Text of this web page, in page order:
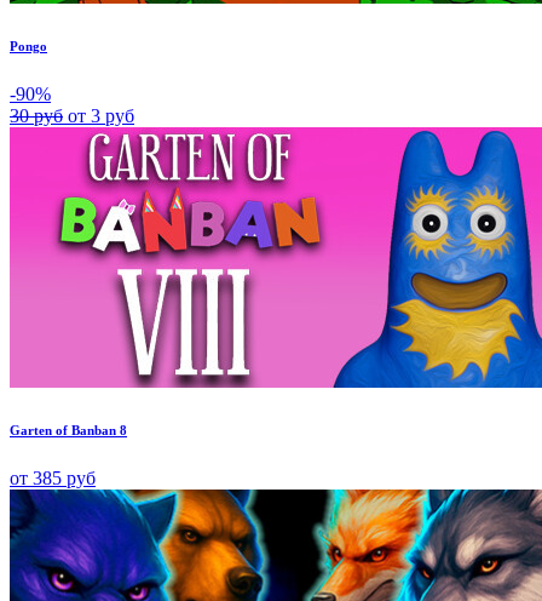
Pongo
-90%
30 руб от 3 руб
Garten of Banban 8
от 385 руб